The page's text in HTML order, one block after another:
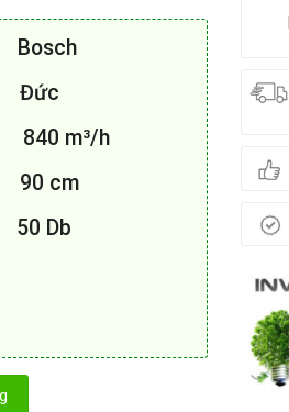
Bosch
Đức
840 m³/h
90 cm
50 Db